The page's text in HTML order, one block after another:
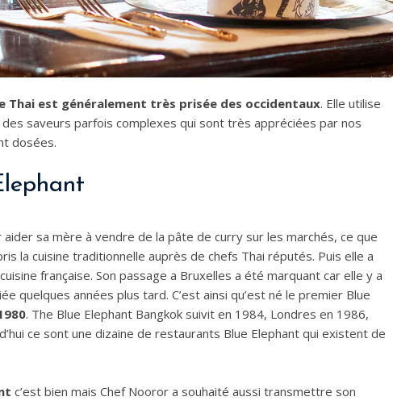
Thai est généralement très prisée des occidentaux. Elle utilise
saveurs parfois complexes qui sont très appréciées par nos
dosées.
sa mère à vendre de la pâte de curry sur les marchés, ce que
la cuisine traditionnelle auprès de chefs Thai réputés. Puis elle a
française. Son passage a Bruxelles a été marquant car elle y a
quelques années plus tard. C’est ainsi qu’est né le premier Blue
. The Blue Elephant Bangkok suivit en 1984, Londres en 1986,
ce sont une dizaine de restaurants Blue Elephant qui existent de
c’est bien mais Chef Nooror a souhaité aussi transmettre son